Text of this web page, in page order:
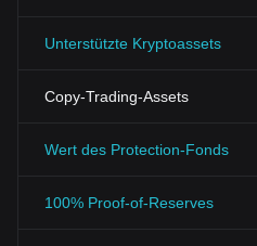
Unterstützte Kryptoassets
Copy-Trading-Assets
Wert des Protection-Fonds
100% Proof-of-Reserves